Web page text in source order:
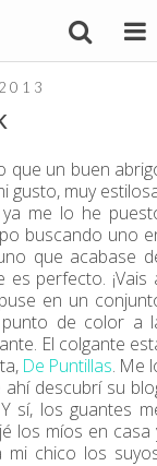
que un buen
gusto, muy
me lo he
buscando uno
que acabase
perfecto. ¡Vais
en un
de color a
El colgante
De Puntillas. Me
descubrí su
sí, los guantes
los míos en casa
chico los